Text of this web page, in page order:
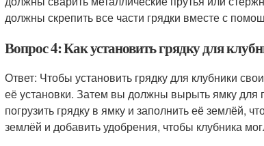
должны скрепить все части грядки вместе с
Вопрос 4: Как установить грядку для
Ответ: Чтобы установить грядку для клубники
её установки. Затем вы должны вырыть ямку
погрузить грядку в ямку и заполнить её землёй,
землёй и добавить удобрения, чтобы клубника